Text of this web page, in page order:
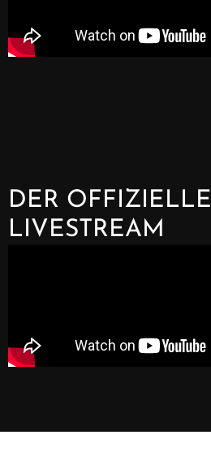
DER OFFIZIELLE
LIVESTREAM